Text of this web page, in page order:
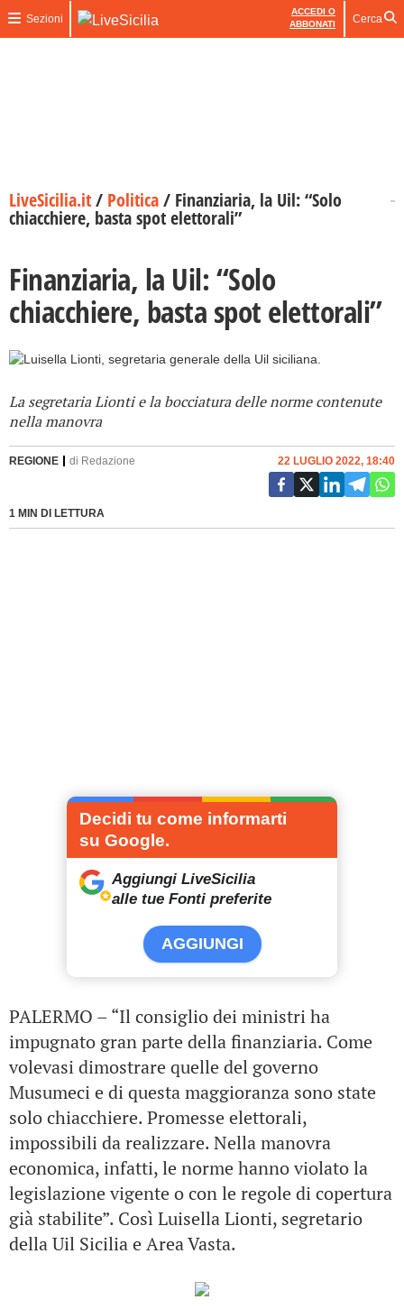
Sezioni
ACCEDI O
ABBONATI
Cerca
LiveSicilia.it/ Politica/ Finanziaria, la Uil: “Solo
chiacchiere, basta spot elettorali”
Finanziaria, la Uil: “Solo
chiacchiere, basta spot elettorali”
La segretaria Lionti e la bocciatura delle norme contenute
nella manovra
REGIONE di Redazione
1 MIN DI LETTURA
22 LUGLIO 2022, 18:40
Decidi tu come informarti
su Google.
Aggiungi LiveSicilia
alle tue Fonti preferite
AGGIUNGI
PALERMO – “Il consiglio dei ministri ha
impugnato gran parte della finanziaria. Come
volevasi dimostrare quelle del governo
Musumeci e di questa maggioranza sono state
solo chiacchiere. Promesse elettorali,
impossibili da realizzare. Nella manovra
economica, infatti, le norme hanno violato la
legislazione vigente o con le regole di copertura
già stabilite”. Così Luisella Lionti, segretario
della Uil Sicilia e Area Vasta.